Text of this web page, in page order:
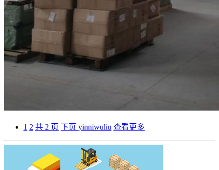
1 2 共 2 页 下页 yinniwuliu 查看更多